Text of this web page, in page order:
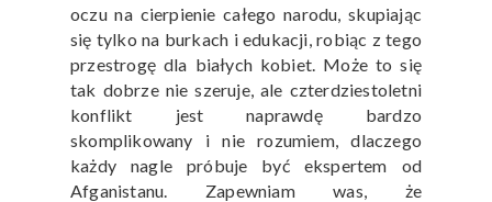
oczu na cierpienie całego narodu, skupiając
się tylko na burkach i edukacji, robiąc z tego
przestrogę dla białych kobiet. Może to się
tak dobrze nie szeruje, ale czterdziestoletni
konflikt jest naprawdę bardzo
skomplikowany i nie rozumiem, dlaczego
każdy nagle próbuje być ekspertem od
Afganistanu. Zapewniam was, że